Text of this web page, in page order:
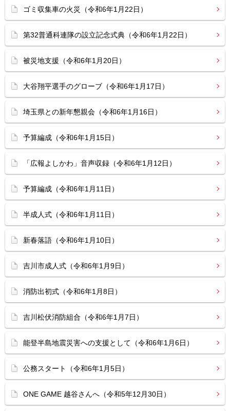
ゴミ収集車の火災（令和6年1月22日）
第32普通科連隊の設立記念式典（令和6年1月22日）
被災地支援（令和6年1月20日）
大谷翔平選手のグローブ（令和6年1月17日）
埼玉県との新年懇親会（令和6年1月16日）
予算編成（令和6年1月15日）
「広報よしかわ」音声収録（令和6年1月12日）
予算編成（令和6年1月11日）
半成人式（令和6年1月11日）
新春落語（令和6年1月10日）
吉川市成人式（令和6年1月9日）
消防出初式（令和6年1月8日）
吉川松伏消防組合（令和6年1月7日）
能登半島地震災害への支援として（令和6年1月6日）
公務スタート（令和6年1月5日）
ONE GAME 越谷さんへ（令和5年12月30日）